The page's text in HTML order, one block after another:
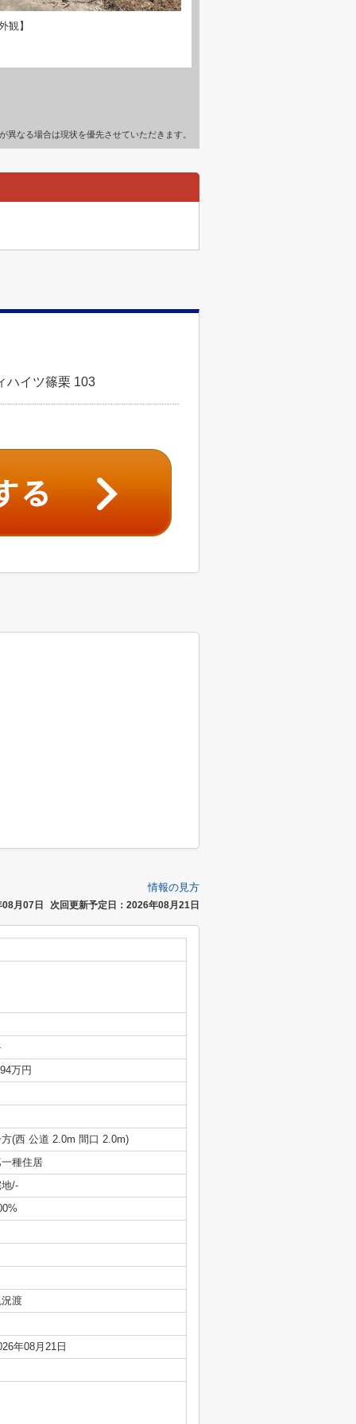
観】
なる場合は現状を優先させていただきます。
ハイツ篠栗 103
情報の見方
月07日 次回更新予定日：2026年08月21日
万円
(西 公道 2.0m 間口 2.0m)
種住居
/-
渡
年08月21日